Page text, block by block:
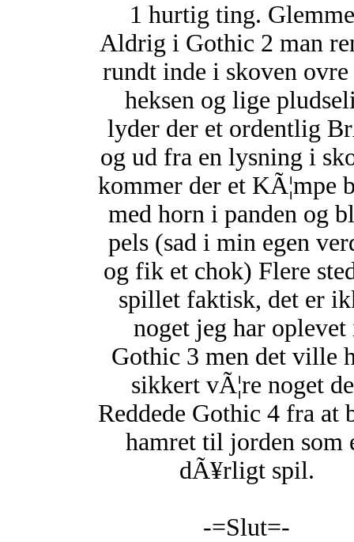
1 hurtig ting.
Aldrig i Gothic 2 man
rundt inde i skoven ovre
heksen og lige
lyder der et ordentlig
og ud fra en lysning i
kommer der et KÃ¦mpe
med horn i panden og
pels (sad i min egen
og fik et chok) Flere
spillet faktisk, det er
noget jeg har oplevet
Gothic 3 men det ville
sikkert vÃ¦re noget
Reddede Gothic 4 fra at
hamret til jorden som
dÃ¥rligt spil.
-=Slut=-